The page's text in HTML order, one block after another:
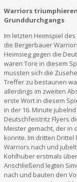
Warriors
Grunddurchgangs
Im letzten Heimspiel
die Bergerbauer
Heimsieg gegen die
waren Tore in diesem
mussten sich die
Treffer zu bestaunen
allerdings im zweiten
erste Wort in diesem
in der 16. Minute
Deutschfeistritz Flyers
Meister gemacht, der in
konnte. Im dritten
Warriors nach und
Kohlhuber erstmals
Anschließend legten
nach und bauten den